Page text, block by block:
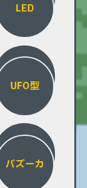
LED
UFO型
バズーカ